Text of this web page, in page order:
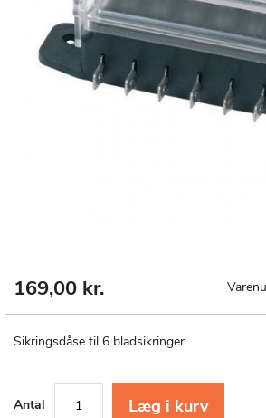
169,00 kr.
Sikringsdåse til 6 bladsikringer
Antal Læg i kurv
Gå
af